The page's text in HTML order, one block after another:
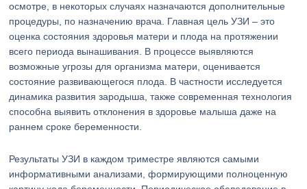
осмотре, в некоторых случаях назначаются дополнительные
процедуры, по назначению врача. Главная цель УЗИ – это
оценка состояния здоровья матери и плода на протяжении
всего периода вынашивания. В процессе выявляются
возможные угрозы для организма матери, оценивается
состояние развивающегося плода. В частности исследуется
динамика развития зародыша, также современная технология
способна выявить отклонения в здоровье малыша даже на
раннем сроке беременности.
Результаты УЗИ в каждом триместре являются самыми
информативными анализами, формирующими полноценную